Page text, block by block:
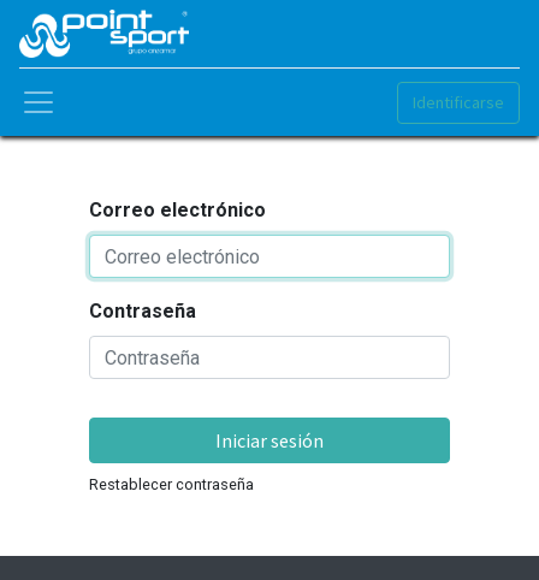
Identificarse
Correo electrónico
Contraseña
Iniciar sesión
Restablecer contraseña